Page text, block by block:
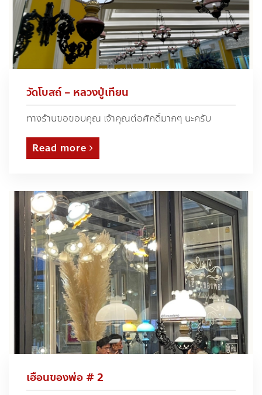
วัดโบสถ์ – หลวงปู่เทียน
ทางร้านขอขอบคุณ เจ้าคุณต่อศักดิ์มากๆ นะครับ
Read more
เฮือนของพ่อ # 2